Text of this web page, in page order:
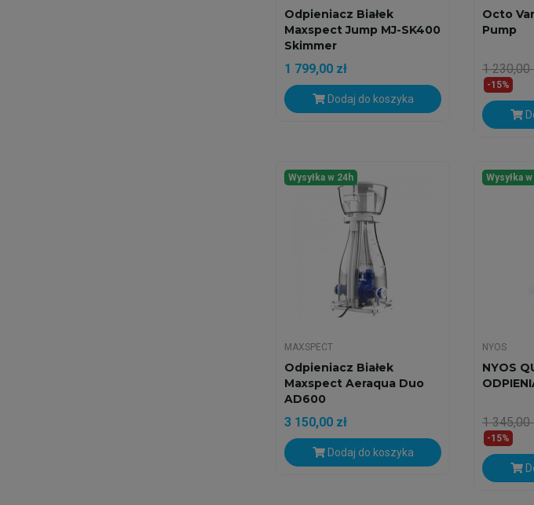
Odpieniacz Białek
Maxspect Jump MJ-SK400
Skimmer
1 799,00 zł
Dodaj do koszyka
Octo
Pump
1 230,00
-15%
Wysyłka w 24h
MAXSPECT
Odpieniacz Białek
Maxspect Aeraqua Duo
AD600
3 150,00 zł
Dodaj do koszyka
Wysyłka
NYOS
NYOS
1 345,00
-15%